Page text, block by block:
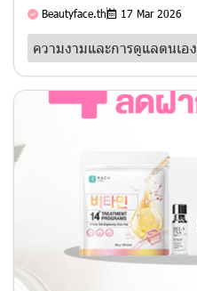
Beautyface.th 17 Mar 2026
ความงามและการดูแลตนเอง